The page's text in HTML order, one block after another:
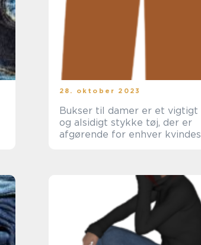
28. oktober 2023
Bukser til damer er et vigtigt
og alsidigt stykke tøj, der er
afgørende for enhver kvindes